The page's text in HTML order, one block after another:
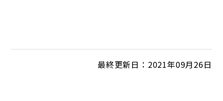
最終更新日：2021年09月26日